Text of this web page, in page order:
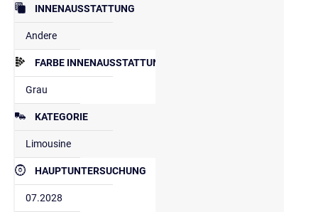
INNENAUSSTATTUNG
Andere
FARBE INNENAUSSTATTUNG
Grau
KATEGORIE
Limousine
HAUPTUNTERSUCHUNG
07.2028